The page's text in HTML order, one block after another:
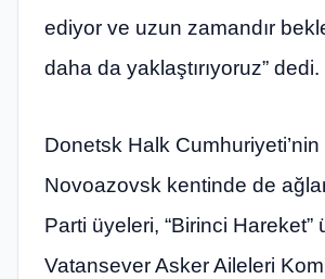
ediyor ve uzun zamandır
daha da yaklaştırıyoruz” dedi.
Donetsk Halk Cumhuriyeti’nin
Novoazovsk kentinde de
Parti üyeleri, “Birinci Hareket”
Vatansever Asker Aileleri